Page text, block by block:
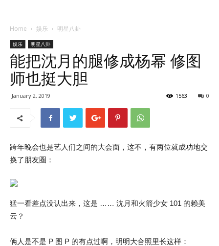
Home 娱乐 明星八卦
娱乐 明星八卦
能把沈月的腿修成杨幂 修图
师也挺大胆
January 2, 2019 0
1563
跨年晚会也是艺人们之间的大会面，这不，有两位就成功地交
换了朋友圈：
猛一看差点没认出来，这是 …… 沈月和火箭少女 101 的赖美
云？
俩人是不是 P 图 P 的有点过啊，明明大合照里长这样：